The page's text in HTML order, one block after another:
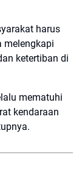
harus
melengkapi
ketertiban di
mematuhi
kendaraan